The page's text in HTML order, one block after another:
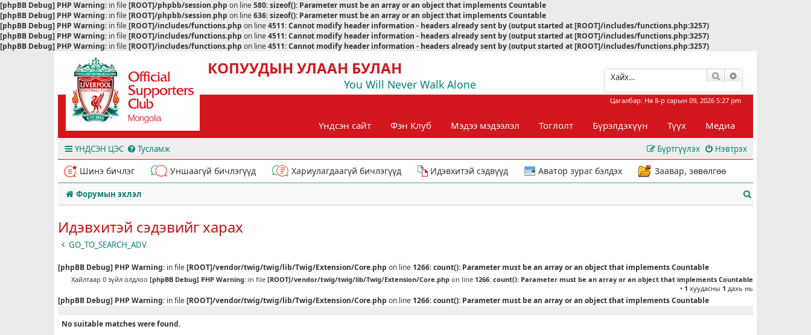
[phpBB Debug] PHP Warning: in file[ROOT]/phpbb/session.php on line580:sizeof(): Parameter must be an array or an object that implements Countable
[phpBB Debug] PHP Warning: in file[ROOT]/phpbb/session.php on line636:sizeof(): Parameter must be an array or an object that implements Countable
[phpBB Debug] PHP Warning: in file[ROOT]/includes/functions.php on line4511:Cannot modify header information - headers already sent by (output started at [ROOT]/includes/functions.php:3257)
[phpBB Debug] PHP Warning: in file[ROOT]/includes/functions.php on line4511:Cannot modify header information - headers already sent by (output started at [ROOT]/includes/functions.php:3257)
[phpBB Debug] PHP Warning: in file[ROOT]/includes/functions.php on line4511:Cannot modify header information - headers already sent by (output started at [ROOT]/includes/functions.php:3257)
КОПУУДЫН УЛААН БУЛАН
You Will Never Walk Alone
Хайлт
Цагалбар: Ня 8-р сарын 09, 2026 5:27 pm
Үндсэн сайт Фэн Клуб Мэдээ мэдээлэл Тоглолт Бүрэлдэхүүн Түүх Медиа
ҮНДСЭН ЦЭС Тусламж Нэвтрэх
Бүртгүүлэх
Шинэ бичлэг Уншаагүй бичлэгүүд Хариулагдаагүй бичлэгүүд Идэвхитэй сэдвүүд Аватор зураг бэлдэх Заавар, зөвөлгөө
Форумын эхлэл
Идэвхитэй сэдэвийг харах
GO_TO_SEARCH_ADV
[phpBB Debug] PHP Warning: in file[ROOT]/vendor/twig/twig/lib/Twig/Extension/Core.php on line 1266:count(): Parameter must be an array or an object that implements Countable
Хайлтаар 0 зүйл олдлоо [phpBB Debug] PHP Warning: in file [ROOT]/vendor/twig/twig/lib/Twig/Extension/Core.php on line 1266: count(): Parameter must be an array or an object that implements Countable
• 1 хуудасны 1 дахь нь
[phpBB Debug] PHP Warning: in file[ROOT]/vendor/twig/twig/lib/Twig/Extension/Core.php on line 1266:count(): Parameter must be an array or an object that implements Countable
No suitable matches were found.